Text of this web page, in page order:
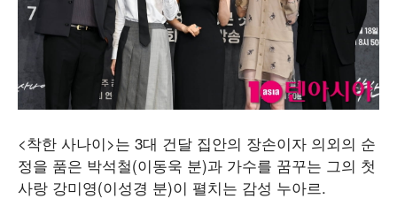
<착한 사나이>는 3대 건달 집안의 장손이자 의외의 순
정을 품은 박석철(이동욱 분)과 가수를 꿈꾸는 그의 첫
사랑 강미영(이성경 분)이 펼치는 감성 누아르.